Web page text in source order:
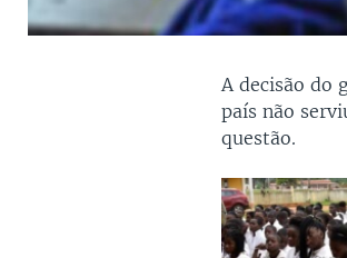
A decisão do
país não
questão.